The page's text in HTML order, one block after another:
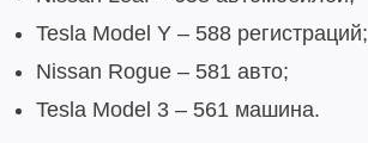
Tesla Model Y – 588 регистраций;
Nissan Rogue – 581 авто;
Tesla Model 3 – 561 машина.